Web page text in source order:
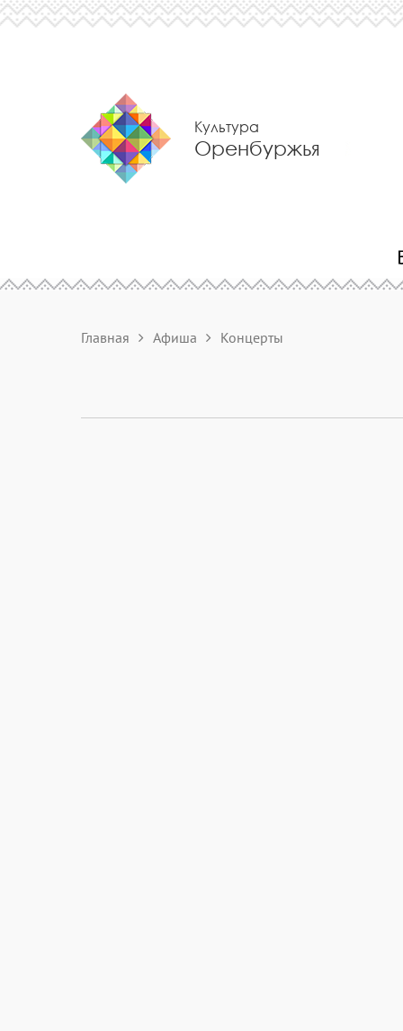
Культура
Оренбуржья
Главная Афиша Концерты